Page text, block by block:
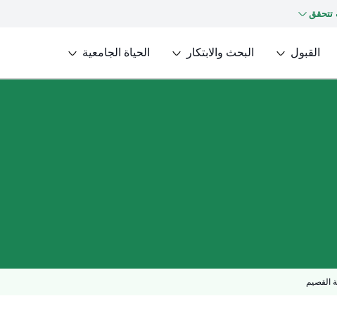
تتحقق
القبول البحث والابتكار الحياة الجامعية
القصيم